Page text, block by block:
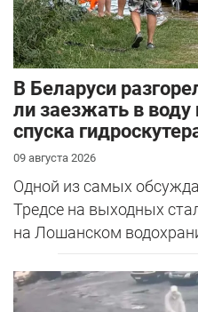
В Беларуси
ли заезжать в
спуска
09 августа 2026
Одной из самых
Тредсе на выходных
на Лошанском